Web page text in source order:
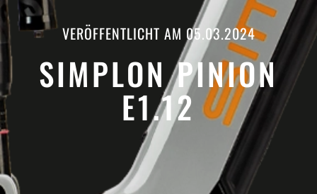
VERÖFFENTLICHT AM 05.03.2024
SIMPLON PINION
E1.12